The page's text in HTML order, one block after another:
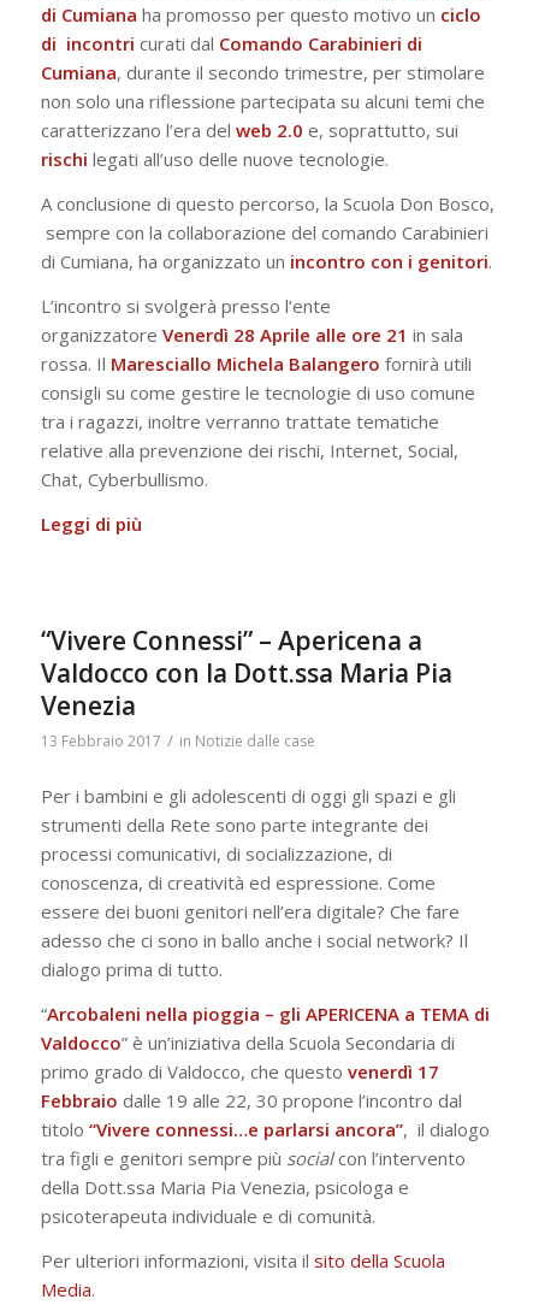
di Cumiana ha promosso per questo motivo un ciclo
di incontri curati dal Comando Carabinieri di
Cumiana, durante il secondo trimestre, per stimolare
non solo una riflessione partecipata su alcuni temi che
caratterizzano l’era del web 2.0 e, soprattutto, sui
rischi legati all’uso delle nuove tecnologie.
A conclusione di questo percorso, la Scuola Don Bosco,
sempre con la collaborazione del comando Carabinieri
di Cumiana, ha organizzato un incontro con i genitori.
L’incontro si svolgerà presso l’ente
organizzatore Venerdì 28 Aprile alle ore 21 in sala
rossa. Il Maresciallo Michela Balangero fornirà utili
consigli su come gestire le tecnologie di uso comune
tra i ragazzi, inoltre verranno trattate tematiche
relative alla prevenzione dei rischi, Internet, Social,
Chat, Cyberbullismo.
Leggi di più
“Vivere Connessi” – Apericena a
Valdocco con la Dott.ssa Maria Pia
Venezia
13 Febbraio 2017 / in Notizie dalle case
Per i bambini e gli adolescenti di oggi gli spazi e gli
strumenti della Rete sono parte integrante dei
processi comunicativi, di socializzazione, di
conoscenza, di creatività ed espressione. Come
essere dei buoni genitori nell’era digitale? Che fare
adesso che ci sono in ballo anche i social network? Il
dialogo prima di tutto.
“Arcobaleni nella pioggia – gli APERICENA a TEMA di
Valdocco” è un’iniziativa della Scuola Secondaria di
primo grado di Valdocco, che questo venerdì 17
Febbraio dalle 19 alle 22, 30 propone l’incontro dal
titolo “Vivere connessi…e parlarsi ancora”, il dialogo
tra figli e genitori sempre più socialcon l’intervento
della Dott.ssa Maria Pia Venezia, psicologa e
psicoterapeuta individuale e di comunità.
Per ulteriori informazioni, visita il sito della Scuola
Media.